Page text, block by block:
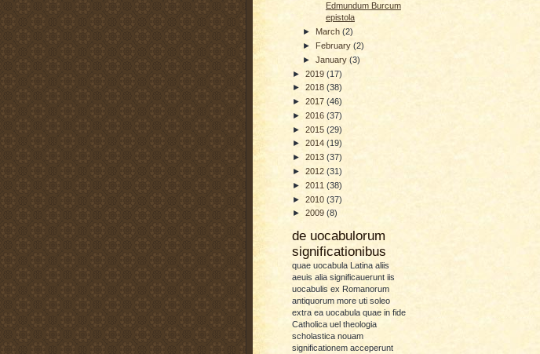
Edmundum Burcum
epistola
► March(2)
► February(2)
►January(3)
► 2019 (17)
► 2018 (38)
► 2017 (46)
► 2016 (37)
► 2015 (29)
► 2014 (19)
► 2013 (37)
► 2012 (31)
► 2011 (38)
► 2010 (37)
► 2009 (8)
de uocabulorum
significationibus
quae uocabula Latina aliis
aeuis alia significauerunt iis
uocabulis ex Romanorum
antiquorum more uti soleo
extra ea uocabula quae in fide
Catholica uel theologia
scholastica nouam
significationem acceperunt